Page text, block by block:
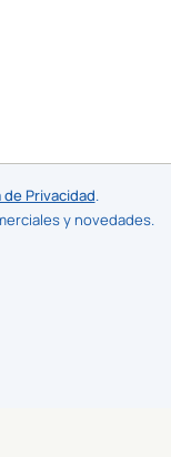
de Privacidad.
y novedades.